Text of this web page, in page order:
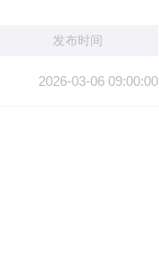
发布时间
2026-03-06 09:00:00